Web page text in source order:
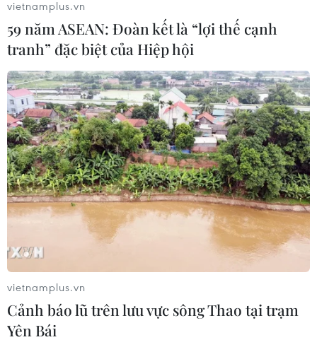
Vì sao Google khiến Mỹ và
EU đối đầu về chủ quyền số?
04/08/2026 04:13
Máy bay chở khách nội địa đầu tiên
của Nga hoàn tất chuyến bay thử
nghiệm
04/08/2026 01:25
Bí mật sau những chung cư không
niên hạn ở Pháp
Ukraine tiếp tục dội UAV vào
vietnamplus.vn
59 năm ASEAN: Đoàn kết là “lợi thế cạnh
tranh” đặc biệt của Hiệp hội
vietnamplus.vn
Cảnh báo lũ trên lưu vực sông Thao tại trạm
Yên Bái